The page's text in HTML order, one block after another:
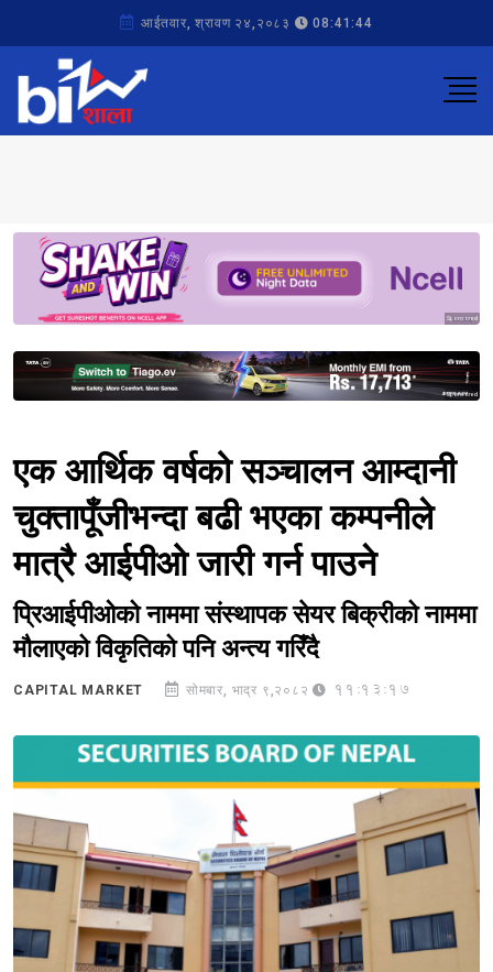
आईतवार, श्रावण २४,२०८३ 08:41:44
Sponsored
Sponsored
एक आर्थिक वर्षको सञ्चालन आम्दानी
चुक्तापूँजीभन्दा बढी भएका कम्पनीले
मात्रै आईपीओ जारी गर्न पाउने
प्रिआईपीओको नाममा संस्थापक सेयर बिक्रीको नाममा
मौलाएको विकृतिको पनि अन्त्य गरिँदै
CAPITAL MARKET सोमबार, भाद्र ९,२०८२ 11:13:17